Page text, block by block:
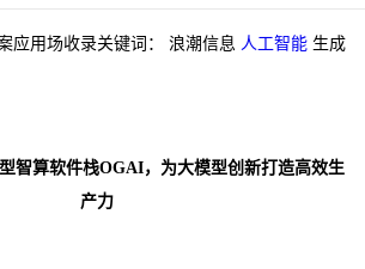
应用场收录关键词： 浪潮信息 人工智能 生成
智算软件栈OGAI，为大模型创新打造高效生
产力